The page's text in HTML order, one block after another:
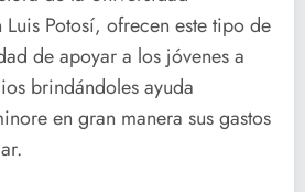
Luis Potosí, ofrecen este tipo de
de apoyar a los jóvenes a
brindándoles ayuda
en gran manera sus gastos